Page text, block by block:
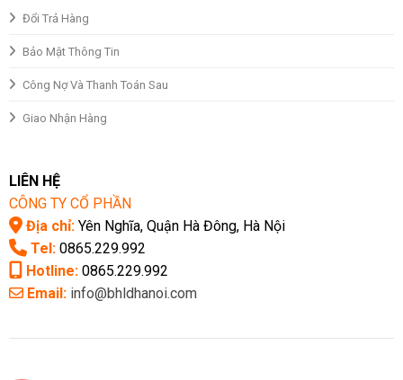
Đổi Trả Hàng
Bảo Mật Thông Tin
Công Nợ Và Thanh Toán Sau
Giao Nhận Hàng
LIÊN HỆ
CÔNG TY CỔ PHẦN
Địa chỉ:Yên Nghĩa, Quận Hà Đông, Hà Nội
Tel:0865.229.992
Hotline:0865.229.992
Email: info@bhldhanoi.com